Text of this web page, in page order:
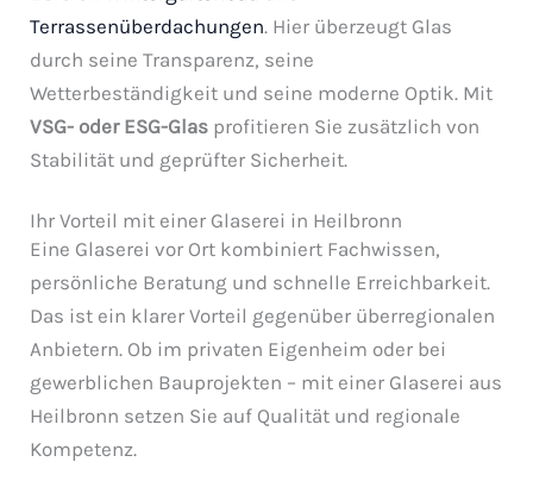
Terrassenüberdachungen. Hier überzeugt Glas
durch seine Transparenz, seine
Wetterbeständigkeit und seine moderne Optik. Mit
VSG- oder ESG-Glas profitieren Sie zusätzlich von
Stabilität und geprüfter Sicherheit.
Ihr Vorteil mit einer Glaserei in Heilbronn
Eine Glaserei vor Ort kombiniert Fachwissen,
persönliche Beratung und schnelle Erreichbarkeit.
Das ist ein klarer Vorteil gegenüber überregionalen
Anbietern. Ob im privaten Eigenheim oder bei
gewerblichen Bauprojekten – mit einer Glaserei aus
Heilbronn setzen Sie auf Qualität und regionale
Kompetenz.